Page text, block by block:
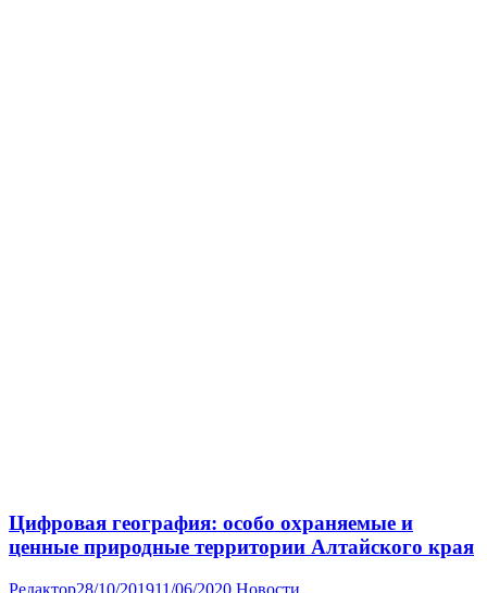
Цифровая география: особо охраняемые и
ценные природные территории Алтайского края
Редактор28/10/201911/06/2020 Новости